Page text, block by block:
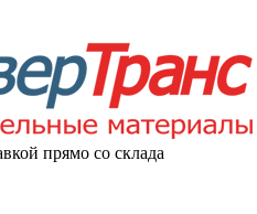
прямо со склада